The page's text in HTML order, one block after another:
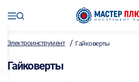
Электроинструмент / Гайковерты
Гайковерты